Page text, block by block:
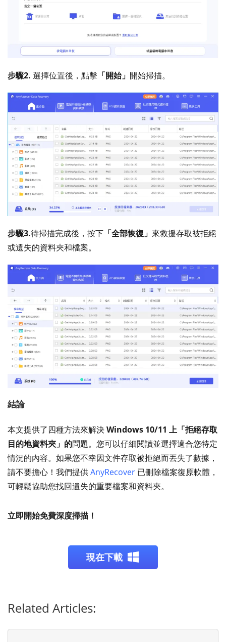
步驟2. 選擇位置後，點擊 「開始」 開始掃描。
步驟3.待掃描完成後，按下 「全部恢復」 來救援存取被拒絕
或遺失的資料夾和檔案。
結論
本文提供了四種方法來解決Windows 10/11 上「拒絕存取
目的地資料夾」的問題。您可以仔細閱讀並選擇適合您特定
情況的內容。如果您不幸因文件存取被拒絕而丟失了數據，
請不要擔心！我們提供AnyRecover 已刪除檔案復原軟體，
可輕鬆協助您找回遺失的重要檔案和資料夾。
立即開始免費深度掃描！
現在下載
Related Articles: